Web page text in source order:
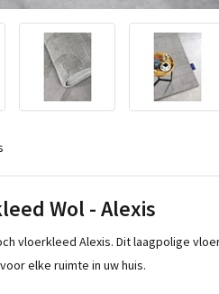
Wol - Alexis
vloerkleed Alexis. Dit laagpolige
elke ruimte in uw huis.